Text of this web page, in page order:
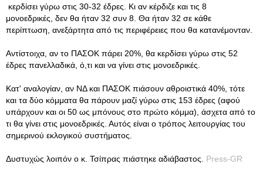
κερδίσει γύρω στις 30-32 έδρες. Κι αν κέρδιζε και τις 8
μονοεδρικές, δεν θα ήταν 32 συν 8. Θα ήταν 32 σε κάθε
περίπτωση, ανεξάρτητα από τις περιφέρειες που θα κατανέμονταν.
Αντίστοιχα, αν το ΠΑΣΟΚ πάρει 20%, θα κερδίσει γύρω στις 52
έδρες πανελλαδικά, ό,τι και να γίνει στις μονοεδρικές.
Κατ' αναλογίαν, αν ΝΔ και ΠΑΣΟΚ πιάσουν αθροιστικά 40%, τότε
και τα δύο κόμματα θα πάρουν μαζί γύρω στις 153 έδρες (αφού
υπάρχουν και οι 50 ως μπόνους στο πρώτο κόμμα), άσχετα από το
τι θα γίνει στις μονοεδρικές. Αυτός είναι ο τρόπος λειτουργίας του
σημερινού εκλογικού συστήματος.
Δυστυχώς λοιπόν ο κ. Τσίπρας πιάστηκε αδιάβαστος. Press-GR